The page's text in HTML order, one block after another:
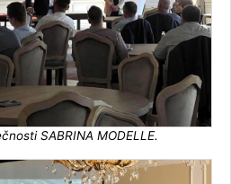
SABRINA MODELLE.